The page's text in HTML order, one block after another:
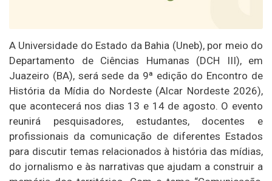
A Universidade do Estado da Bahia (Uneb), por meio do
Departamento de Ciências Humanas (DCH III), em
Juazeiro (BA), será sede da 9ª edição do Encontro de
História da Mídia do Nordeste (Alcar Nordeste 2026),
que acontecerá nos dias 13 e 14 de agosto. O evento
reunirá pesquisadores, estudantes, docentes e
profissionais da comunicação de diferentes Estados
para discutir temas relacionados à história das mídias,
do jornalismo e às narrativas que ajudam a construir a